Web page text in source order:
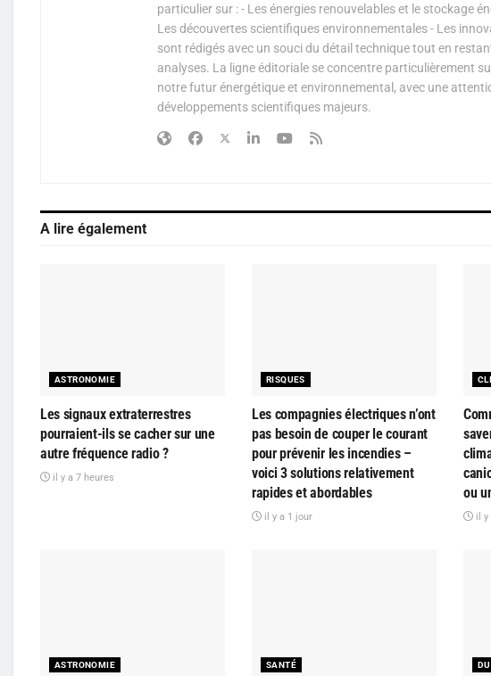
particulier sur : - Les énergies renouvelables et le stockage
Les découvertes scientifiques environnementales - Les
sont rédigés avec un souci du détail technique tout en
analyses. La ligne éditoriale se concentre particulièrement
notre futur énergétique et environnemental, avec une
développements scientifiques majeurs.
A lire également
ASTRONOMIE
Les signaux extraterrestres
pourraient-ils se cacher sur une
autre fréquence radio ?
il y a 7 heures
RISQUES
Les compagnies électriques n’ont
pas besoin de couper le courant
pour prévenir les incendies –
voici 3 solutions relativement
rapides et abordables
il y a 1 jour
ou
il y
ASTRONOMIE SANTÉ